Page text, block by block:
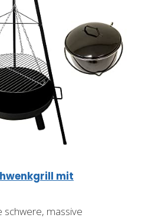
mit
massive